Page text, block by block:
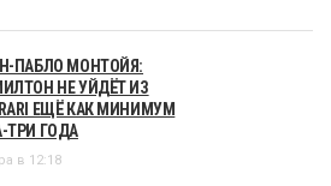
ПАБЛО МОНТОЙЯ:
НЕ УЙДЁТ ИЗ
ЕЩЁ КАК МИНИМУМ
ТРИ ГОДА
в 12:18